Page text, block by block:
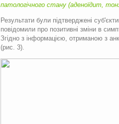
патологічного стану (аденоїдит,
Результати були підтверджені
повідомили про позитивні зміни в
Згідно з інформацією, отриманою з
(рис. 3).